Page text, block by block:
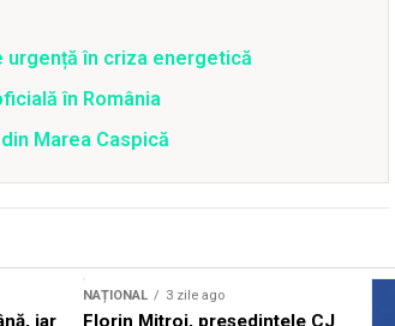
urgență în criza energetică
în România
Marea Caspică
iar
NAȚIONAL 3 zile ago
Florin Mitroi, preşedintele CJ